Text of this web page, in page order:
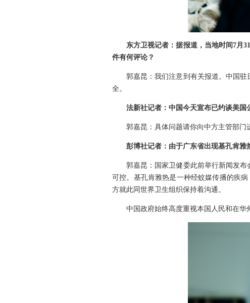
东方卫视记者：据报道，当地时间7月
件有何评论？
郭嘉昆：我们注意到有关报道。中国
全。
法新社记者：中国今天宣布已约谈美国
郭嘉昆：具体问题请你向中方主管部门
彭博社记者：由于广东省出现基孔肯
郭嘉昆：国家卫健委此前举行新闻发
可控。基孔肯雅热是一种经蚊媒传播的疾
方就此同世界卫生组织保持着沟通。
中国政府始终高度重视本国人民和在华